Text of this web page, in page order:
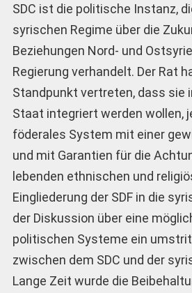
SDC ist die politische Instanz,
syrischen Regime über die
Beziehungen Nord- und
Regierung verhandelt. Der Rat
Standpunkt vertreten, dass sie
Staat integriert werden wollen,
föderales System mit einer
und mit Garantien für die
lebenden ethnischen und
Eingliederung der SDF in die
der Diskussion über eine
politischen Systeme ein
zwischen dem SDC und der
Lange Zeit wurde die